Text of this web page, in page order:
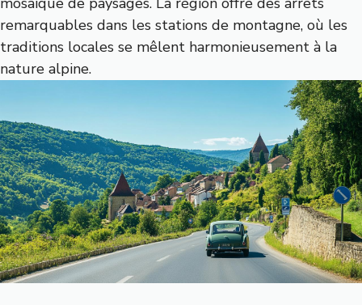
remarquables dans les stations de montagne, où les
traditions locales se mêlent harmonieusement à la
nature alpine.